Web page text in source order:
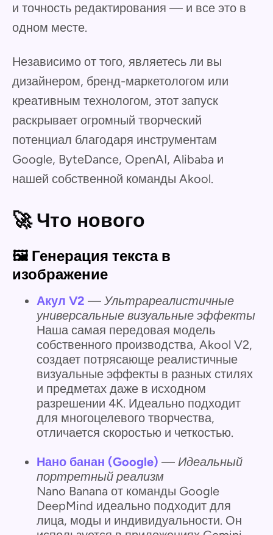
и точность редактирования — и все это в
одном месте.
Независимо от того, являетесь ли вы
дизайнером, бренд-маркетологом или
креативным технологом, этот запуск
раскрывает огромный творческий
потенциал благодаря инструментам
Google, ByteDance, OpenAI, Alibaba и
нашей собственной команды Akool.
🚀 Что нового
🖼️ Генерация текста в
изображение
Акул V2 — Ультрареалистичные
универсальные визуальные эффекты
Наша самая передовая модель
собственного производства, Akool V2,
создает потрясающе реалистичные
визуальные эффекты в разных стилях
и предметах даже в исходном
разрешении 4K. Идеально подходит
для многоцелевого творчества,
отличается скоростью и четкостью.
Нано банан (Google) — Идеальный
портретный реализм
Nano Banana от команды Google
DeepMind идеально подходит для
лица, моды и индивидуальности. Он